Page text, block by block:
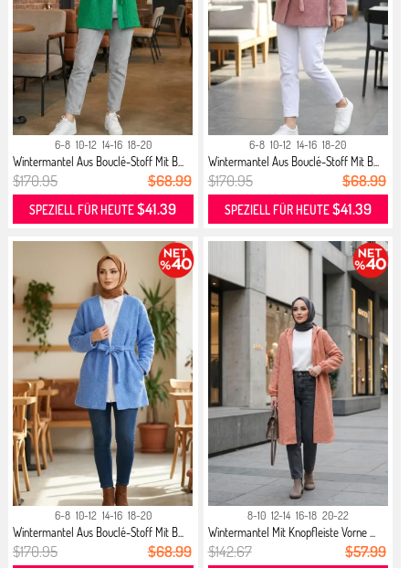
6-8 10-12 14-16 18-20
Wintermantel Aus Bouclé-Stoff Mit B...
$170.95 $68.99
SPEZIELL FÜR HEUTE$41.39
6-8 10-12 14-16 18-20
Wintermantel Aus Bouclé-Stoff Mit B...
$170.95 $68.99
SPEZIELL FÜR HEUTE$41.39
6-8 10-12 14-16 18-20
Wintermantel Aus Bouclé-Stoff Mit B...
$170.95 $68.99
8-10 12-14 16-18 20-22
Wintermantel Mit Knopfleiste Vorne ...
$142.67 $57.99